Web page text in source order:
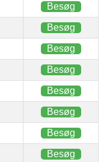
Besøg
Besøg
Besøg
Besøg
Besøg
Besøg
Besøg
Besøg